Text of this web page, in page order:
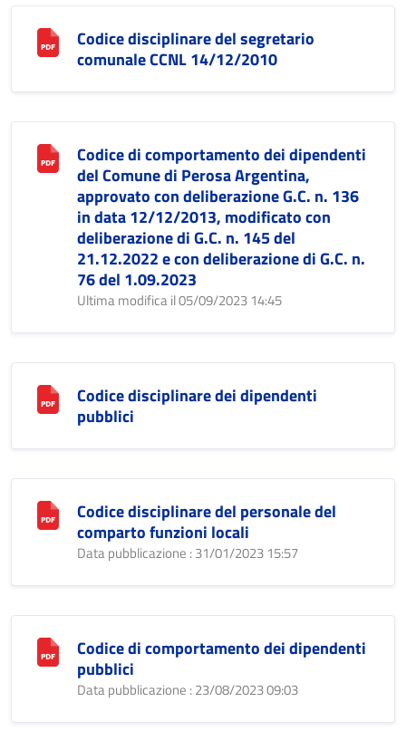
Codice disciplinare del segretario
comunale CCNL 14/12/2010
Codice di comportamento dei dipendenti
del Comune di Perosa Argentina,
approvato con deliberazione G.C. n. 136
in data 12/12/2013, modificato con
deliberazione di G.C. n. 145 del
21.12.2022 e con deliberazione di G.C. n.
76 del 1.09.2023
Ultima modifica il 05/09/2023 14:45
Codice disciplinare dei dipendenti
pubblici
Codice disciplinare del personale del
comparto funzioni locali
Data pubblicazione : 31/01/2023 15:57
Codice di comportamento dei dipendenti
pubblici
Data pubblicazione : 23/08/2023 09:03